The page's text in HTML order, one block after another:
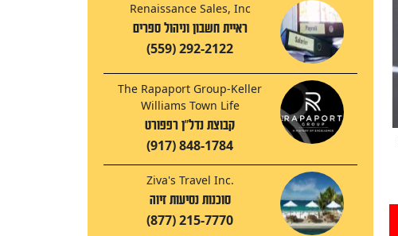
Renaissance Sales, Inc
ראיית חשבון וניהול ספרים
(559) 292-2122
The Rapaport Group-Keller
Williams Town Life
קבוצת נדל"ן רפפורט
(917) 848-1784
Ziva's Travel Inc.
סוכנות נסיעות זיוה
(877) 215-7770